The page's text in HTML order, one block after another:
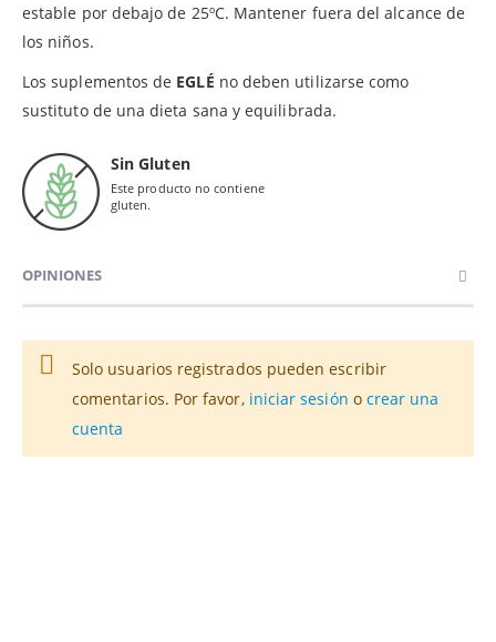
estable por debajo de 25ºC. Mantener fuera del alcance de
los niños.
Los suplementos de EGLÉ no deben utilizarse como
sustituto de una dieta sana y equilibrada.
Sin Gluten
Este producto no contiene
gluten.
OPINIONES
Solo usuarios registrados pueden escribir
comentarios. Por favor, iniciar sesión o crear una
cuenta